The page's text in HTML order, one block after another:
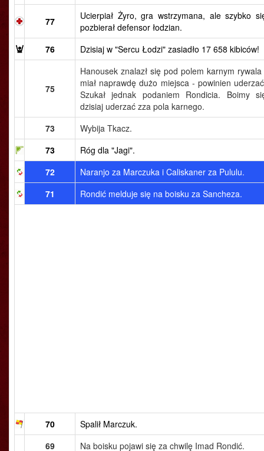
77
Ucierpiał Żyro, gra wstrzymana, ale szybko
pozbierał defensor łodzian.
76
Dzisiaj w "Sercu Łodzi" zasiadło 17 658 kibiców!
75
Hanousek znalazł się pod polem karnym
miał naprawdę dużo miejsca - powinien
Szukał jednak podaniem Rondicia. Boimy
dzisiaj uderzać zza pola karnego.
73
Wybija Tkacz.
73
Róg dla "Jagi".
72
Naranjo za Marczuka i Caliskaner za Pululu.
71
Rondić melduje się na boisku za Sancheza.
70
Spalił Marczuk.
69
Na boisku pojawi się za chwilę Imad Rondić.